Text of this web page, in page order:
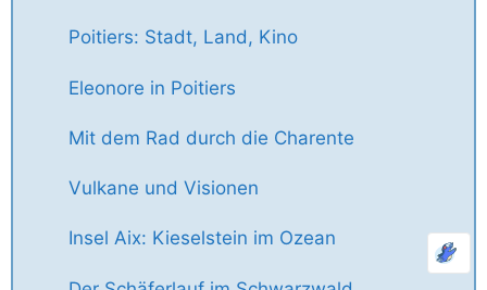
Poitiers: Stadt, Land, Kino
Eleonore in Poitiers
Mit dem Rad durch die Charente
Vulkane und Visionen
Insel Aix: Kieselstein im Ozean